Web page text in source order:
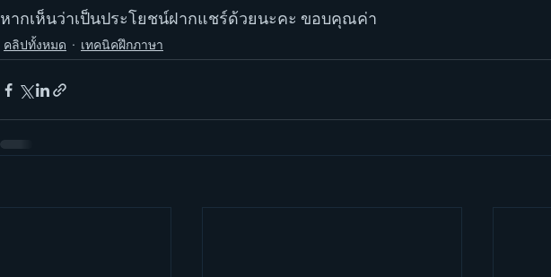
หากเห็นว่าเป็นประโยชน์ฝากแชร์ด้วยนะคะ ขอบคุณค่า
คลิปทั้งหมด เทคนิคฝึกภาษา